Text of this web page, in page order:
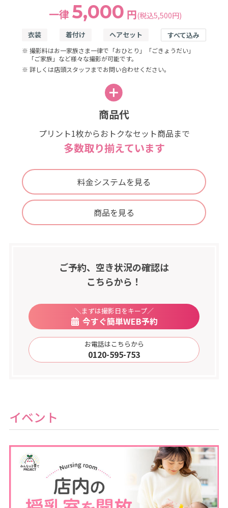
一律 5,000 円(税込5,500円)
衣装 着付け ヘアセット すべて込み
※ 撮影料はお一家族さま一律で「おひとり」「ごきょうだい」
「ご家族」など様々な撮影が可能です。
※ 詳しくは店頭スタッフまでお問い合わせください。
商品代
プリント1枚からおトクなセット商品まで
多数取り揃えています
料金システムを見る
商品を見る
ご予約、空き状況の確認は
こちらから！
＼まずは撮影日をキープ／
今すぐ簡単WEB予約
お電話はこちらから
0120-595-753
イベント